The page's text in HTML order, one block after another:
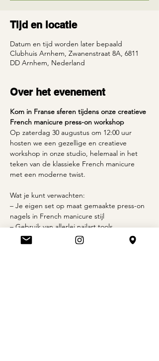
Tijd en locatie
Datum en tijd worden later bepaald
Clubhuis Arnhem, Zwanenstraat 8A, 6811
DD Arnhem, Nederland
Over het evenement
Kom in Franse sferen tijdens onze creatieve
French manicure press-on workshop
Op zaterdag 30 augustus om 12:00 uur
hosten we een gezellige en creatieve
workshop in onze studio, helemaal in het
teken van de klassieke French manicure
met een moderne twist.
Wat je kunt verwachten:
– Je eigen set op maat gemaakte press-on
nagels in French manicure stijl
– Gebruik van allerlei nailart tools,
waaronder glitters, chrome, stickers en
meer